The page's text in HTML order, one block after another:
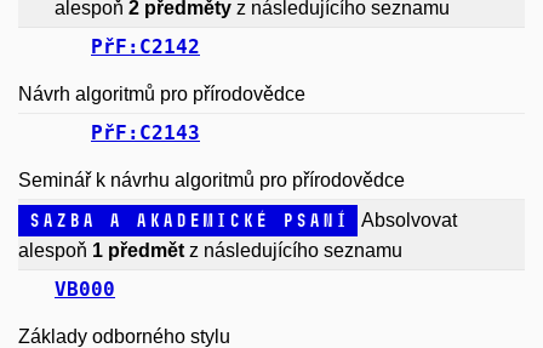
alespoň 2 předměty z následujícího seznamu
PřF:C2142
Návrh algoritmů pro přírodovědce
PřF:C2143
Seminář k návrhu algoritmů pro přírodovědce
Sazba a akademické psaní
Absolvovat
alespoň 1 předmět z následujícího seznamu
VB000
Základy odborného stylu